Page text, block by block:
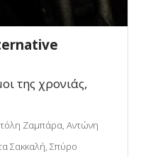
της χρονιάς,
Ζαμπάρα, Αντώνη
Σακκαλή, Σπύρο